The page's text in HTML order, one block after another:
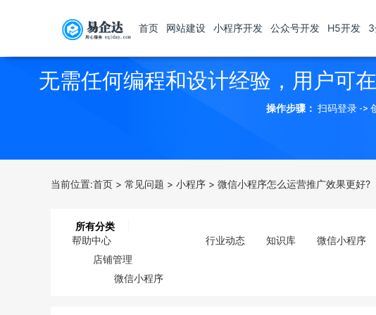
首页 网站建设 小程序开发 公众号开发 H5开发
无需任何编程和设计经验，用户可
操作步骤： 扫码登录 ->
当前位置:首页 > 常见问题 > 小程序 > 微信小程序怎么运营推广效果更好?
所有分类
帮助中心
店铺管理
微信小程序
行业动态 知识库 微信小程序